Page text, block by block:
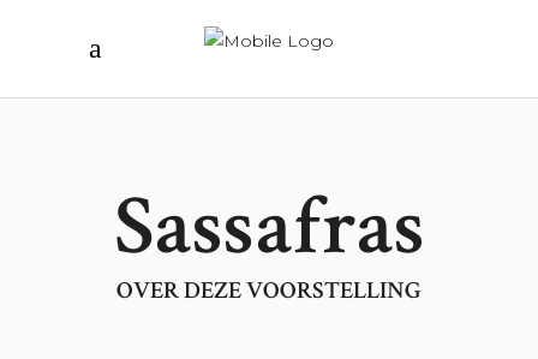
Sassafras
OVER DEZE VOORSTELLING